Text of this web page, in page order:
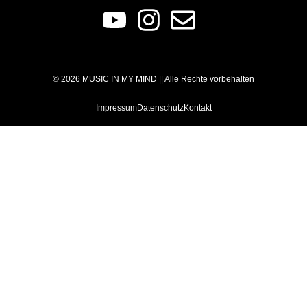
© 2026 MUSIC IN MY MIND || Alle Rechte vorbehalten
ImpressumDatenschutzKontakt